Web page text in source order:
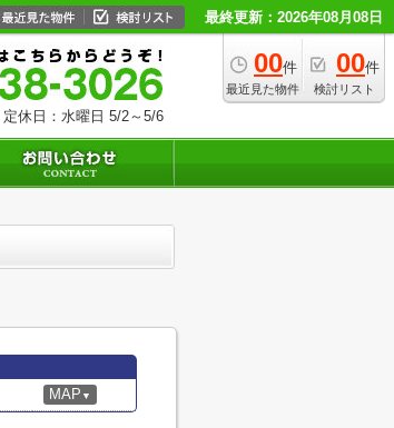
最終更新：2026年08月08日
00件
最近見た物件
00件
検討リスト
定休日：水曜日 5/2～5/6
MAP ▼